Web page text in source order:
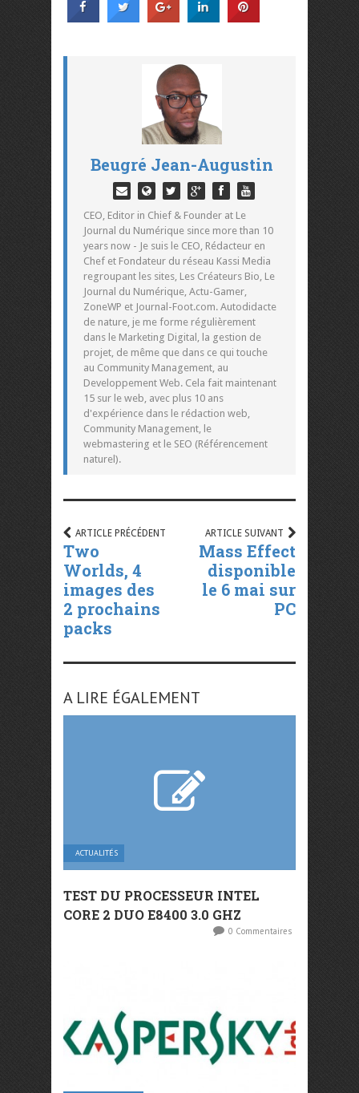
Beugré Jean-Augustin
CEO, Editor in Chief & Founder at Le
Journal du Numérique since more than 10
years now - Je suis le CEO, Rédacteur en
Chef et Fondateur du réseau Kassi Media
regroupant les sites, Les Créateurs Bio, Le
Journal du Numérique, Actu-Gamer,
ZoneWP et Journal-Foot.com. Autodidacte
de nature, je me forme régulièrement
dans le Marketing Digital, la gestion de
projet, de même que dans ce qui touche
au Community Management, au
Developpement Web. Cela fait maintenant
15 sur le web, avec plus 10 ans
d'expérience dans le rédaction web,
Community Management, le
webmastering et le SEO (Référencement
naturel).
ARTICLE PRÉCÉDENT
Two
Worlds, 4
images des
2 prochains
packs
ARTICLE SUIVANT
Mass Effect
disponible
le 6 mai sur
PC
A LIRE ÉGALEMENT
ACTUALITÉS
TEST DU PROCESSEUR INTEL
CORE 2 DUO E8400 3.0 GHZ
0 Commentaires